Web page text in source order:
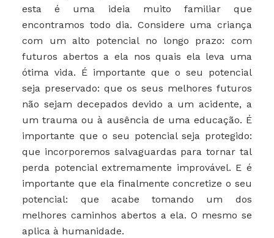
esta é uma ideia muito familiar que
encontramos todo dia. Considere uma criança
com um alto potencial no longo prazo: com
futuros abertos a ela nos quais ela leva uma
ótima vida. É importante que o seu potencial
seja preservado: que os seus melhores futuros
não sejam decepados devido a um acidente, a
um trauma ou à ausência de uma educação. É
importante que o seu potencial seja protegido:
que incorporemos salvaguardas para tornar tal
perda potencial extremamente improvável. E é
importante que ela finalmente concretize o seu
potencial: que acabe tomando um dos
melhores caminhos abertos a ela. O mesmo se
aplica à humanidade.